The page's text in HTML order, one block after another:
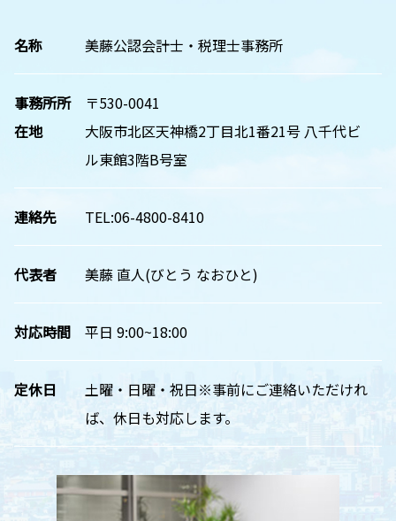
名称 美藤公認会計士・税理士事務所
事務所所
在地
〒530-0041
大阪市北区天神橋2丁目北1番21号 八千代ビ
ル東館3階B号室
連絡先 TEL:06-4800-8410
代表者 美藤 直人(びとう なおひと)
対応時間 平日 9:00~18:00
定休日
土曜・日曜・祝日※事前にご連絡いただけれ
ば、休日も対応します。